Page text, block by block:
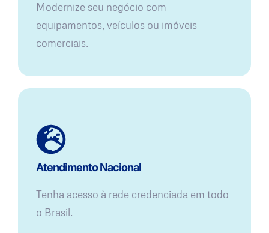
Modernize seu negócio com
equipamentos, veículos ou imóveis
comerciais.
Atendimento Nacional
Tenha acesso à rede credenciada em todo
o Brasil.